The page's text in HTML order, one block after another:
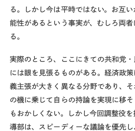
る。しかし今は平時ではない。お互
能性があるという事実が、むしろ両
る。
実際のところ、ここにきての共和党
には眼を見張るものがある。経済政
義主張が大きく異なる分野であり、
の機に乗じて自らの持論を実現に移
もおかしくない。しかし今回調整役
導部は、スピーディーな議論を優先